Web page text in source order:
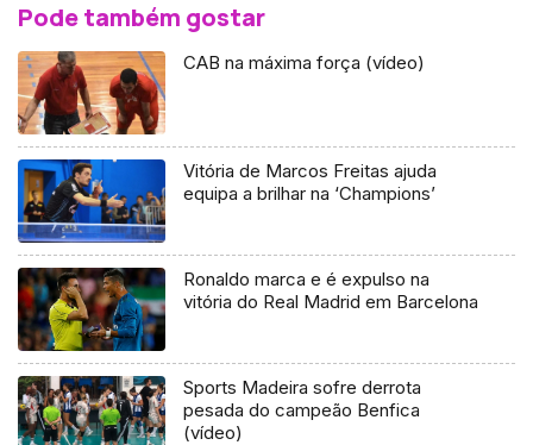
Pode também gostar
CAB na máxima força (vídeo)
Vitória de Marcos Freitas ajuda
equipa a brilhar na ‘Champions’
Ronaldo marca e é expulso na
vitória do Real Madrid em Barcelona
Sports Madeira sofre derrota
pesada do campeão Benfica
(vídeo)